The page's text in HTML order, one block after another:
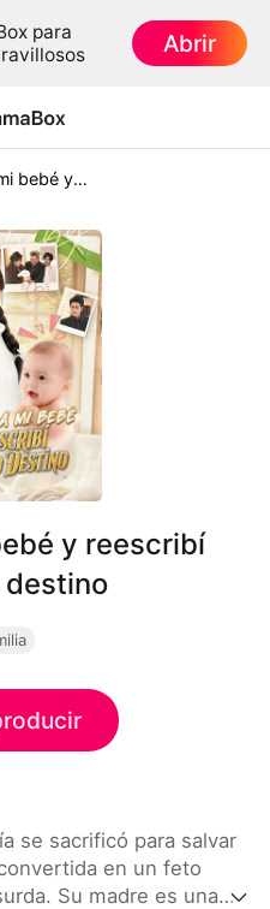
para
Abrir
Escuché a mi bebé y reescribí nuestro destino
y reescribí
se sacrificó para salvar
en un feto
Su madre es una